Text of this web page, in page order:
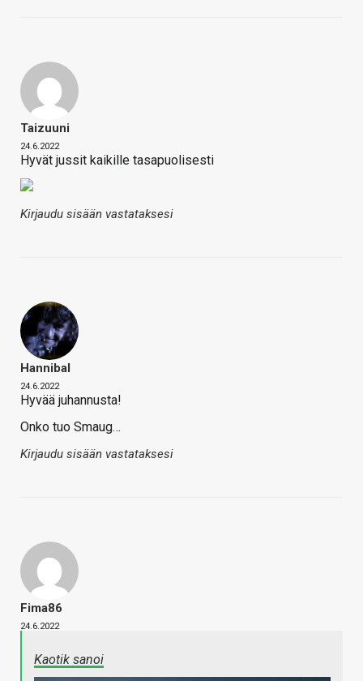
Taizuuni
24.6.2022
Hyvät jussit kaikille tasapuolisesti
Kirjaudu sisään vastataksesi
Hannibal
24.6.2022
Hyvää juhannusta!
Onko tuo Smaug…
Kirjaudu sisään vastataksesi
Fima86
24.6.2022
Kaotik sanoi